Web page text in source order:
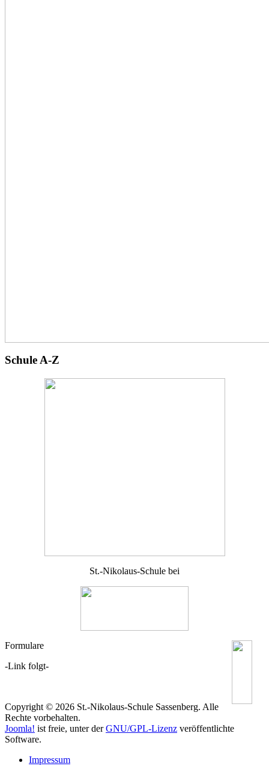
Schule A-Z
St.-Nikolaus-Schule bei
Formulare
-Link folgt-
Copyright © 2026 St.-Nikolaus-Schule Sassenberg. Alle
Rechte vorbehalten.
Joomla! ist freie, unter derGNU/GPL-Lizenz veröffentlichte
Software.
Impressum